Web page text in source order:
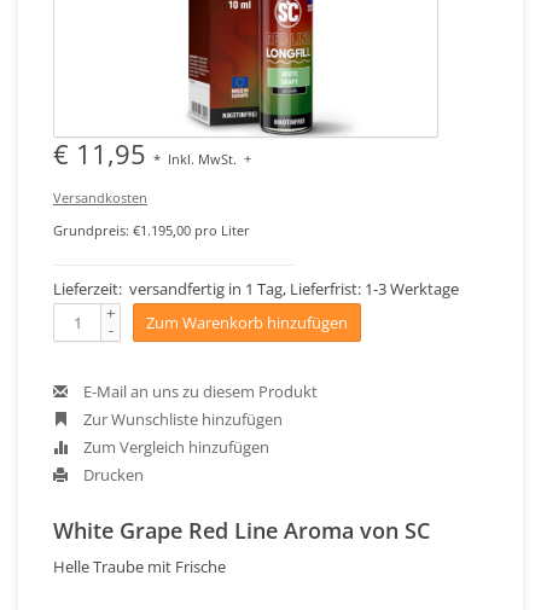
€ 11,95 * Inkl. MwSt. +
Versandkosten
Grundpreis: €1.195,00 pro Liter
Lieferzeit: versandfertig in 1 Tag, Lieferfrist: 1-3 Werktage
+
- Zum Warenkorb hinzufügen
E-Mail an uns zu diesem Produkt
Zur Wunschliste hinzufügen
Zum Vergleich hinzufügen
Drucken
White Grape Red Line Aroma von SC
Helle Traube mit Frische